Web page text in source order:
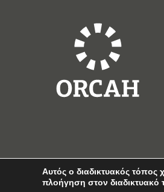
Αυτός ο διαδικτυακός τόπος
πλοήγηση στον